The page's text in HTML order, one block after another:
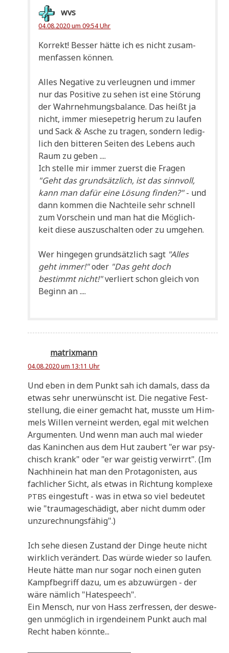
wvs
04.08.2020 um 09:54 Uhr
Kor­rekt! Bes­ser hät­te ich es nicht zusam­
men­fas­sen können.
Alles Nega­ti­ve zu ver­leug­nen und immer
nur das Posi­ti­ve zu sehen ist eine Stö­rung
der Wahr­neh­mungs­ba­lan­ce. Das heißt ja
nicht, immer mie­se­petrig her­um zu lau­fen
und Sack& Asche zu tra­gen, son­dern ledig­
lich den bit­te­ren Sei­ten des Lebens auch
Raum zu geben ....
Ich stel­le mir immer zuerst die Fra­gen
"Geht das grund­sätz­lich, ist das sinn­voll,
kann man dafür eine Lösung fin­den?"- und
dann kom­men die Nach­tei­le sehr schnell
zum Vor­schein und man hat die Mög­lich­
keit die­se aus­zu­schal­ten oder zu umgehen.
Wer hin­ge­gen grund­sätz­lich sagt "Alles
geht immer!"oder "Das geht doch
bestimmt nicht!"ver­liert schon gleich von
Beginn an ....
matrixmann
04.08.2020 um 13:11 Uhr
Und eben in dem Punkt sah ich damals, dass da
etwas sehr uner­wünscht ist. Die nega­ti­ve Fest­
stel­lung, die einer gemacht hat, muss­te um Him­
mels Wil­len ver­neint wer­den, egal mit wel­chen
Argu­men­ten. Und wenn man auch mal wie­der
das Kanin­chen aus dem Hut zau­bert "er war psy­
chisch krank" oder "er war gei­stig ver­wirrt". (Im
Nach­hin­ein hat man den Prot­ago­ni­sten, aus
fach­li­cher Sicht, als etwas in Rich­tung kom­ple­xe
PTBS ein­ge­stuft - was in etwa so viel bedeu­tet
wie "traum­age­schä­digt, aber nicht dumm oder
unzurechnungsfähig".)
Ich sehe die­sen Zustand der Din­ge heu­te nicht
wirk­lich ver­än­dert. Das wür­de wie­der so laufen.
Heu­te hät­te man nur sogar noch einen guten
Kampf­be­griff dazu, um es abzu­wür­gen - der
wäre näm­lich "Hate­speech".
Ein Mensch, nur von Hass zer­fres­sen, der des­we­
gen unmög­lich in irgend­ei­nem Punkt auch mal
Recht haben könnte...